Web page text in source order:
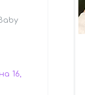
16,